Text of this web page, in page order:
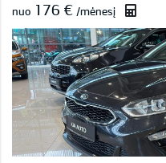
nuo 176 € /mėnesį